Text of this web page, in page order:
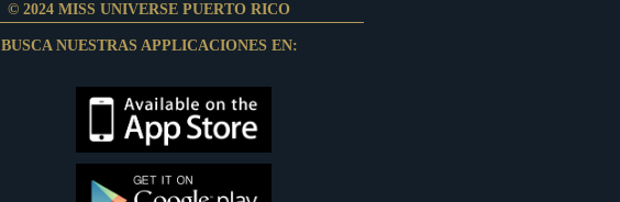
© 2024 MISS UNIVERSE PUERTO RICO
BUSCA NUESTRAS APPLICACIONES EN: